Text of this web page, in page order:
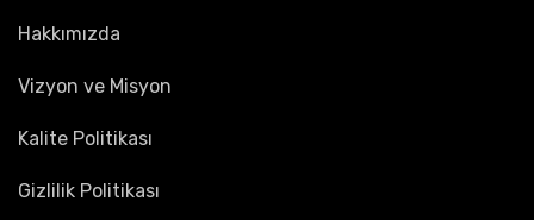
Hakkımızda
Vizyon ve Misyon
Kalite Politikası
Gizlilik Politikası